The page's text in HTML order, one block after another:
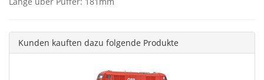
Kunden kauften dazu folgende Produkte